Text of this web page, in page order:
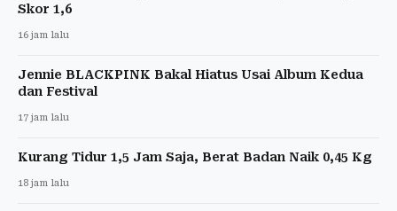
Skor 1,6
16 jam lalu
Jennie BLACKPINK Bakal Hiatus Usai Album Kedua
dan Festival
17 jam lalu
Kurang Tidur 1,5 Jam Saja, Berat Badan Naik 0,45 Kg
18 jam lalu